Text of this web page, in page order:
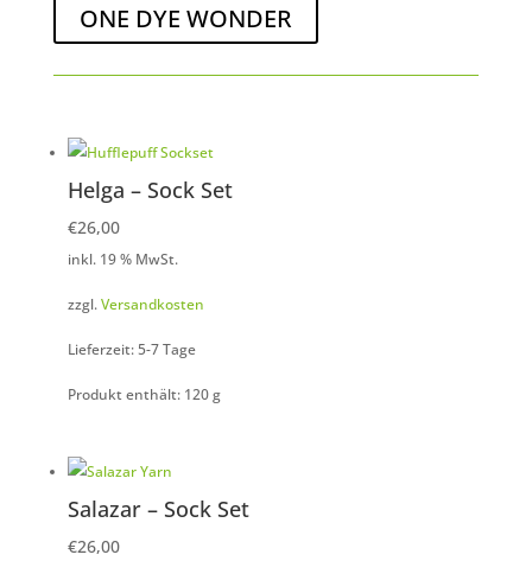
ONE DYE WONDER
Helga – Sock Set
€26,00
inkl. 19 % MwSt.
zzgl.Versandkosten
Lieferzeit: 5-7 Tage
Produkt enthält: 120g
Salazar – Sock Set
€26,00